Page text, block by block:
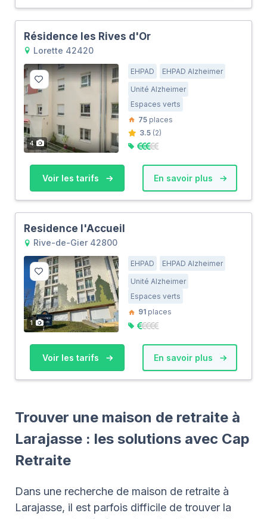
Résidence les Rives d'Or
Lorette 42420
4
EHPAD
EHPAD Alzheimer
Unité Alzheimer
Espaces verts
75 places
3.5 (2)
Voir les tarifs En savoir plus
Residence l'Accueil
Rive-de-Gier 42800
1
EHPAD
EHPAD Alzheimer
Unité Alzheimer
Espaces verts
91 places
Voir les tarifs En savoir plus
Trouver une maison de retraite à
Larajasse : les solutions avec Cap
Retraite
Dans une recherche de maison de retraite à
Larajasse, il est parfois difficile de trouver la